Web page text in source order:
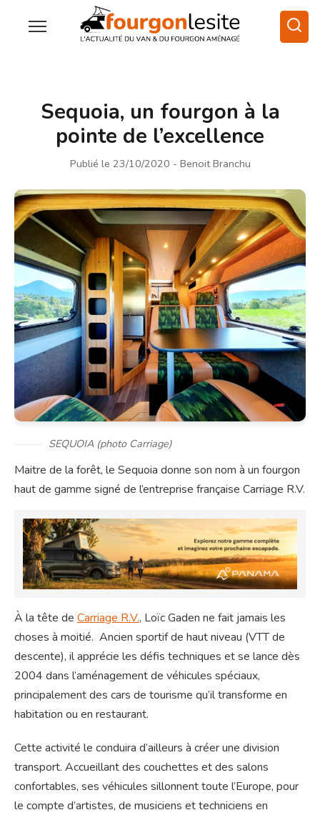
Sequoia, un fourgon à la
pointe de l’excellence
Publié le 23/10/2020 - Benoit Branchu
SEQUOIA (photo Carriage)
Maitre de la forêt, le Sequoia donne son nom à un fourgon
haut de gamme signé de l’entreprise française Carriage R.V.
À la tête de Carriage R.V., Loïc Gaden ne fait jamais les
choses à moitié. Ancien sportif de haut niveau (VTT de
descente), il apprécie les défis techniques et se lance dès
2004 dans l’aménagement de véhicules spéciaux,
principalement des cars de tourisme qu’il transforme en
habitation ou en restaurant.
Cette activité le conduira d’ailleurs à créer une division
transport. Accueillant des couchettes et des salons
confortables, ses véhicules sillonnent toute l’Europe, pour
le compte d’artistes, de musiciens et techniciens en